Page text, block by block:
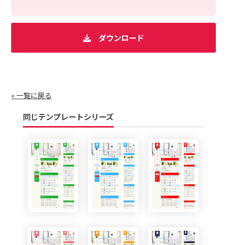
ダウンロード
« 一覧に戻る
同じテンプレートシリーズ